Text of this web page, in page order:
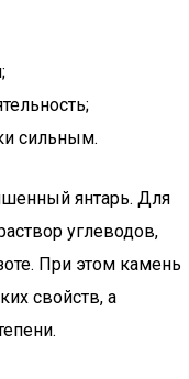
сильным.
янтарь. Для
углеводов,
При этом камень
свойств, а